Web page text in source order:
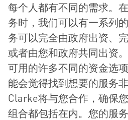
每个人都有不同的需求。
务时，我们可以有一系列
务可以完全由政府出资、
或者由您和政府共同出资
可用的许多不同的资金选
能会觉得找到想要的服务
Clarke将与您合作，确保
组合都包括在内。您的服